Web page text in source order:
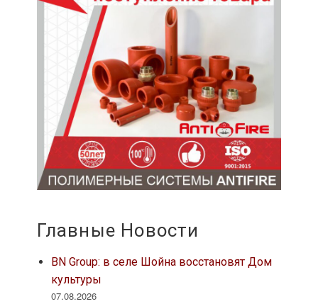
Главные Новости
BN Group: в селе Шойна восстановят Дом
культуры
07.08.2026